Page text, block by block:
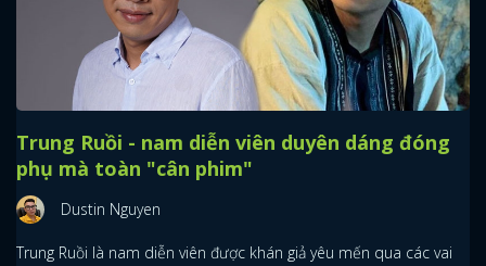
Trung Ruồi - nam diễn viên duyên dáng đóng
phụ mà toàn "cân phim"
Dustin Nguyen
Trung Ruồi là nam diễn viên được khán giả yêu mến qua các vai